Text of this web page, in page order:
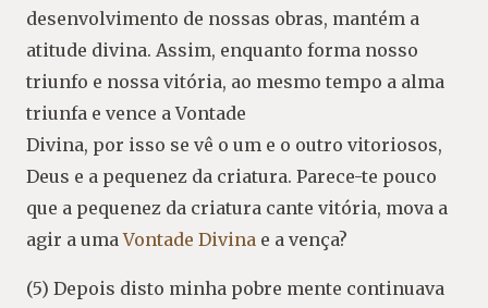
desenvolvimento de nossas obras, mantém a
atitude divina. Assim, enquanto forma nosso
triunfo e nossa vitória, ao mesmo tempo a alma
triunfa e vence a Vontade
Divina, por isso se vê o um e o outro vitoriosos,
Deus e a pequenez da criatura. Parece-te pouco
que a pequenez da criatura cante vitória, mova a
agir a umaVontade Divina e a vença?
(5) Depois disto minha pobre mente continuava